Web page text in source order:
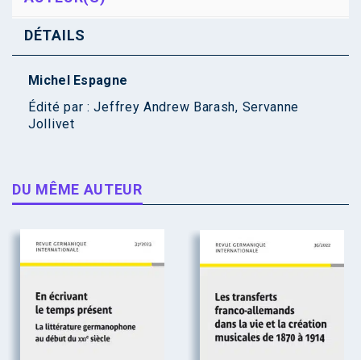
DÉTAILS
Michel Espagne
Édité par :Jeffrey Andrew Barash, Servanne
Jollivet
DU MÊME AUTEUR